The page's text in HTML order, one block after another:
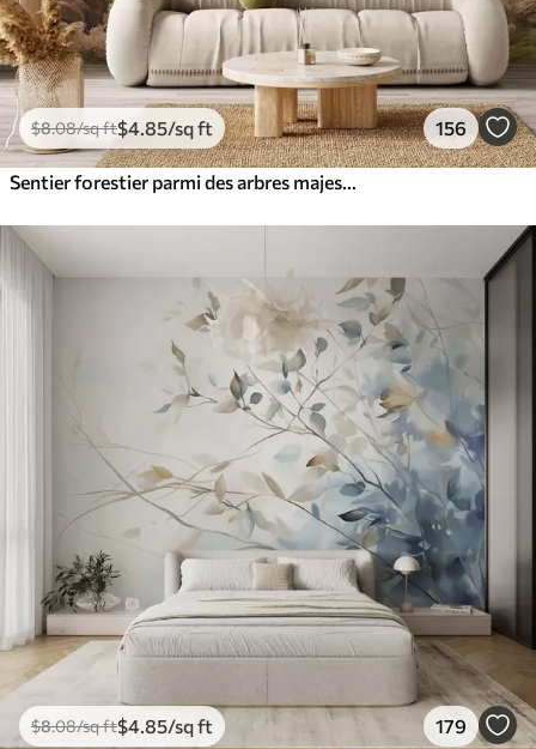
$8.08/sq ft$4 .85/sq ft 156
$8.08/sq ft$4 .85/sq ft 179